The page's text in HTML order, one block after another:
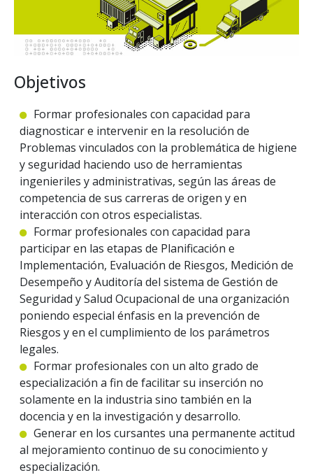
Objetivos
Formar profesionales con capacidad para
diagnosticar e intervenir en la resolución de
Problemas vinculados con la problemática de higiene
y seguridad haciendo uso de herramientas
ingenieriles y administrativas, según las áreas de
competencia de sus carreras de origen y en
interacción con otros especialistas.
Formar profesionales con capacidad para
participar en las etapas de Planificación e
Implementación, Evaluación de Riesgos, Medición de
Desempeño y Auditoría del sistema de Gestión de
Seguridad y Salud Ocupacional de una organización
poniendo especial énfasis en la prevención de
Riesgos y en el cumplimiento de los parámetros
legales.
Formar profesionales con un alto grado de
especialización a fin de facilitar su inserción no
solamente en la industria sino también en la
docencia y en la investigación y desarrollo.
Generar en los cursantes una permanente actitud
al mejoramiento continuo de su conocimiento y
especialización.